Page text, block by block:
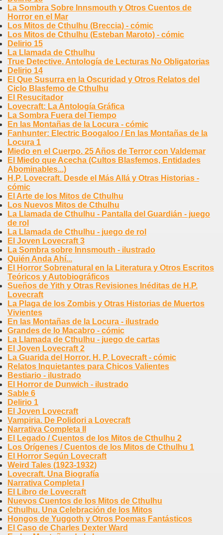
La Sombra Sobre Innsmouth y Otros Cuentos de
Horror en el Mar
Los Mitos de Cthulhu (Breccia) - cómic
Los Mitos de Cthulhu (Esteban Maroto) - cómic
Delirio 15
La Llamada de Cthulhu
True Detective. Antología de Lecturas No Obligatorias
Delirio 14
El Que Susurra en la Oscuridad y Otros Relatos del
Ciclo Blasfemo de Cthulhu
El Resucitador
Lovecraft: La Antología Gráfica
La Sombra Fuera del Tiempo
En las Montañas de la Locura - cómic
Fanhunter: Electric Boogaloo / En las Montañas de la
Locura 1
Miedo en el Cuerpo. 25 Años de Terror con Valdemar
El Miedo que Acecha (Cultos Blasfemos, Entidades
Abominables...)
H.P. Lovecraft. Desde el Más Allá y Otras Historias -
cómic
El Arte de los Mitos de Cthulhu
Los Nuevos Mitos de Cthulhu
La Llamada de Cthulhu - Pantalla del Guardián - juego
de rol
La Llamada de Cthulhu - juego de rol
El Joven Lovecraft 3
La Sombra sobre Innsmouth - ilustrado
Quién Anda Ahí...
El Horror Sobrenatural en la Literatura y Otros Escritos
Teóricos y Autobiográficos
Sueños de Yith y Otras Revisiones Inéditas de H.P.
Lovecraft
La Plaga de los Zombis y Otras Historias de Muertos
Vivientes
En las Montañas de la Locura - ilustrado
Grandes de lo Macabro - cómic
La Llamada de Cthulhu - juego de cartas
El Joven Lovecraft 2
La Guarida del Horror. H. P. Lovecraft - cómic
Relatos Inquietantes para Chicos Valientes
Bestiario - ilustrado
El Horror de Dunwich - ilustrado
Sable 6
Delirio 1
El Joven Lovecraft
Vampiria. De Polidori a Lovecraft
Narrativa Completa II
El Legado / Cuentos de los Mitos de Cthulhu 2
Los Orígenes / Cuentos de los Mitos de Cthulhu 1
El Horror Según Lovecraft
Weird Tales (1923-1932)
Lovecraft. Una Biografía
Narrativa Completa I
El Libro de Lovecraft
Nuevos Cuentos de los Mitos de Cthulhu
Cthulhu. Una Celebración de los Mitos
Hongos de Yuggoth y Otros Poemas Fantásticos
El Caso de Charles Dexter Ward